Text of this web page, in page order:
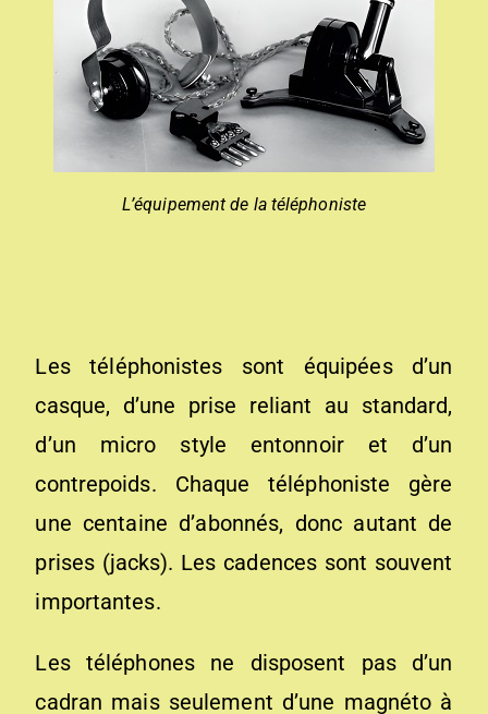
L’équipement de la téléphoniste
Les téléphonistes sont équipées d’un
casque, d’une prise reliant au standard,
d’un micro style entonnoir et d’un
contrepoids. Chaque téléphoniste gère
une centaine d’abonnés, donc autant de
prises (jacks). Les cadences sont souvent
importantes.
Les téléphones ne disposent pas d’un
cadran mais seulement d’une magnéto à